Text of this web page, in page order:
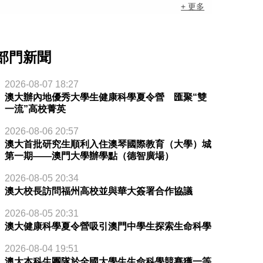
+ 更多
門新聞
2026-08-07 18:27
澳大辦內地優秀大學生健康科學夏令營 匯聚“雙
一流”高校菁英
2026-08-06 20:57
澳大首批研究生順利入住澳琴國際教育（大學）城
第一期——澳門大學辦學點（德智廣場）
2026-08-05 20:34
澳大校長訪問福州高校並與華大簽署合作協議
2026-08-05 20:31
澳大健康科學夏令營吸引澳門中學生探索生命科學
2026-08-04 19:51